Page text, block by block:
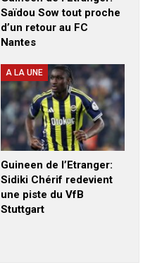
Saïdou Sow tout proche
d’un retour au FC
Nantes
A LA UNE
Guineen de l’Etranger:
Sidiki Chérif redevient
une piste du VfB
Stuttgart